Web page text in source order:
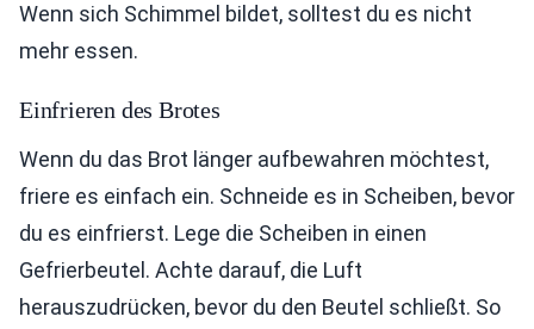
Wenn sich Schimmel bildet, solltest du es nicht
mehr essen.
Einfrieren des Brotes
Wenn du das Brot länger aufbewahren möchtest,
friere es einfach ein. Schneide es in Scheiben, bevor
du es einfrierst. Lege die Scheiben in einen
Gefrierbeutel. Achte darauf, die Luft
herauszudrücken, bevor du den Beutel schließt. So